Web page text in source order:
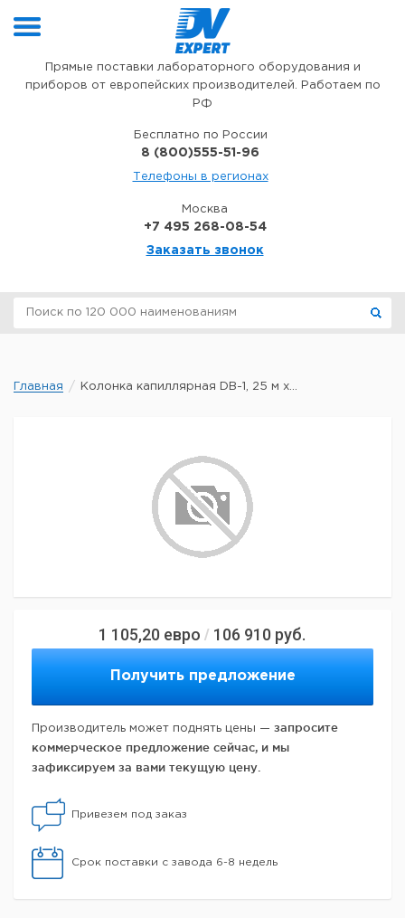
Прямые поставки лабораторного оборудования и
приборов от европейских производителей. Работаем по
РФ
Бесплатно по России
8 (800)555-51-96
Телефоны в регионах
Москва
+7 495 268-08-54
Заказать звонок
Главная Колонка капиллярная DB-1, 25 м x...
1 105,20 евро / 106 910 руб.
Получить предложение
Производитель может поднять цены — запросите
коммерческое предложение сейчас, и мы
зафиксируем за вами текущую цену.
Привезем под заказ
Срок поставки с завода 6-8 недель